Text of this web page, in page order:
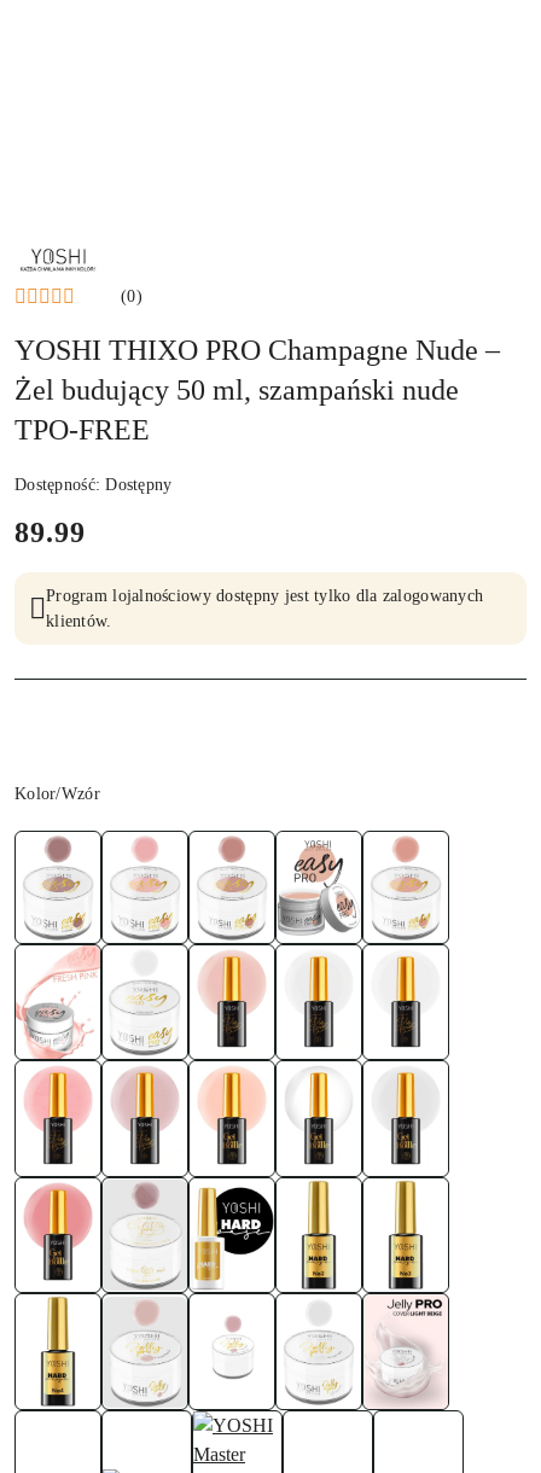
NAZWA
PRODUCENTA:
(0)
YOSHI THIXO PRO Champagne Nude –
Żel budujący 50 ml, szampański nude
TPO-FREE
Dostępność:Dostępny
cena:
89.99
Program lojalnościowy dostępny jest tylko dla zalogowanych
klientów.
Wariant
Kolor/Wzór